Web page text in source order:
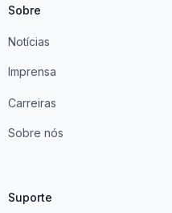
Sobre
Notícias
Imprensa
Carreiras
Sobre nós
Suporte